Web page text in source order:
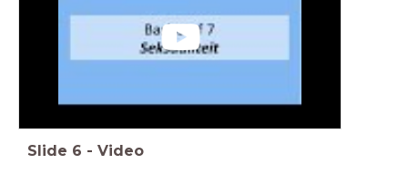
Slide 6 - Video